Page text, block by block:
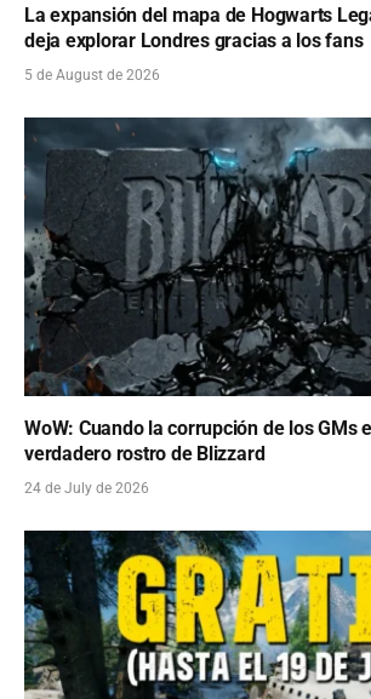
La expansión del mapa de Hogwarts
deja explorar Londres gracias a los fans
5 de August de 2026
WoW: Cuando la corrupción de los GMs
verdadero rostro de Blizzard
24 de July de 2026